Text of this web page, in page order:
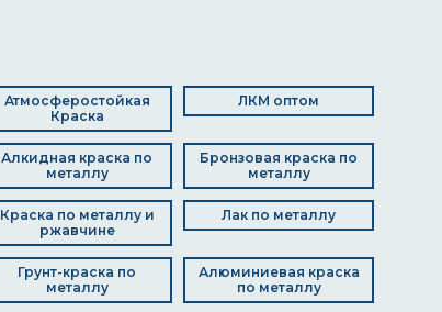
Атмосферостойкая
Краска
ЛКМ оптом
Алкидная краска по
металлу
Бронзовая краска по
металлу
Краска по металлу и
ржавчине
Лак по металлу
Грунт-краска по
металлу
Алюминиевая краска
по металлу